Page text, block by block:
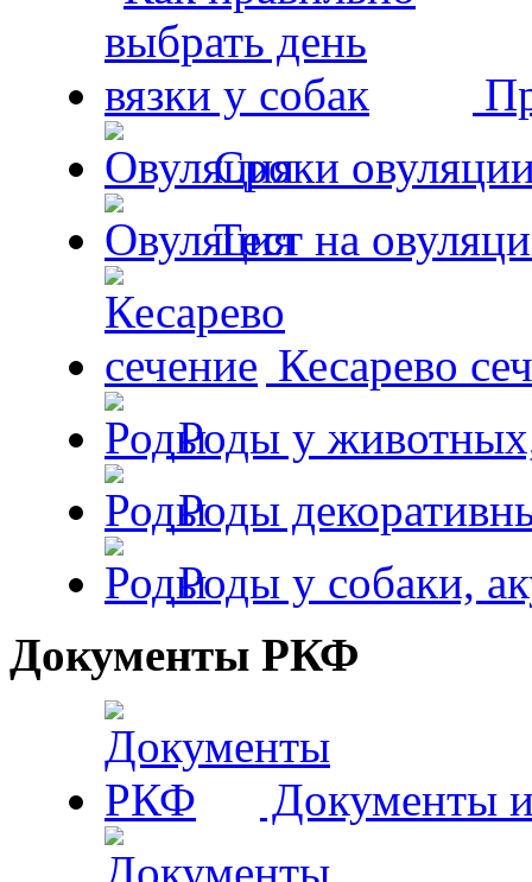
Сроки
Тест на
Кесарево
Роды у
Роды
Роды у собаки,
Документы РКФ
Документы